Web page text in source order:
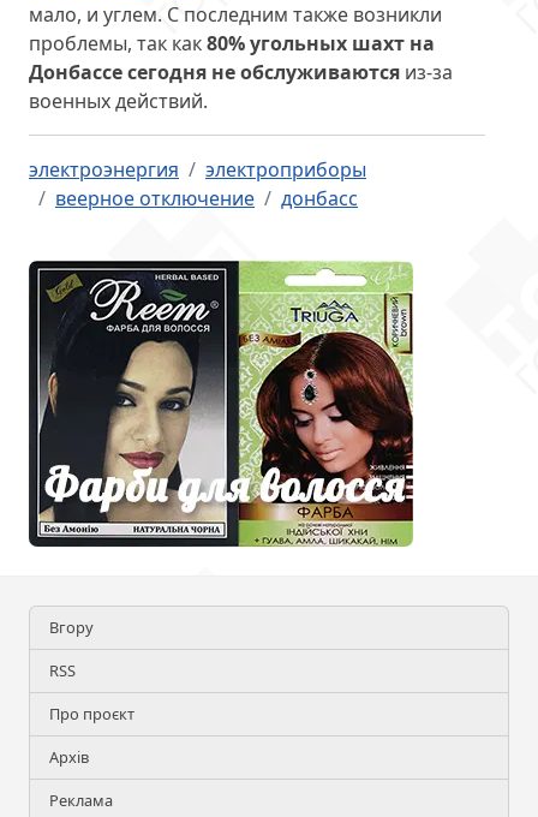
мало, и углем. С последним также возникли
проблемы, так как80% угольных шахт на
Донбассе сегодня не обслуживаются из-за
военных действий.
электроэнергия
электроприборы
веерное отключение
донбасс
Вгору
RSS
Про проєкт
Архів
Реклама